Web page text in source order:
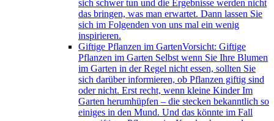
sich schwer tun und die Ergebnisse werden nicht
das bringen, was man erwartet. Dann lassen Sie
sich im Folgenden von uns mal ein wenig
inspirieren.
Giftige Pflanzen im GartenVorsicht: Giftige
Pflanzen im Garten Selbst wenn Sie Ihre Blumen
im Garten in der Regel nicht essen, sollten Sie
sich darüber informieren, ob Pflanzen giftig sind
oder nicht. Erst recht, wenn kleine Kinder Im
Garten herumhüpfen – die stecken bekanntlich so
einiges in den Mund. Und das könnte im Fall